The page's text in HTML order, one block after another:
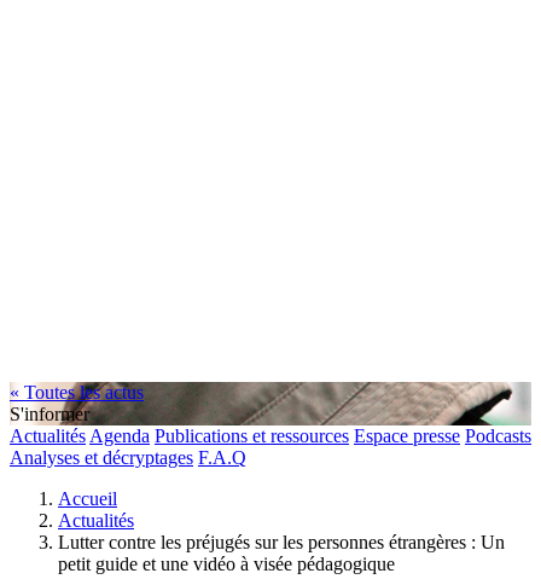
« Toutes les actus
S'informer
Actualités Agenda Publications et ressources Espace presse Podcasts
Analyses et décryptages F.A.Q
Accueil
Actualités
Lutter contre les préjugés sur les personnes étrangères : Un
petit guide et une vidéo à visée pédagogique